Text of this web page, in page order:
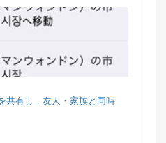
共有し，友人・家族と同時